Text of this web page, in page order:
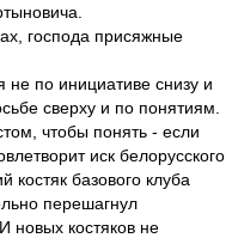
господа присяжные
по инициативе снизу и
сверху и по понятиям.
чтобы понять - если
иск белорусского
костяк базового клуба
перешагнул
новых костяков не